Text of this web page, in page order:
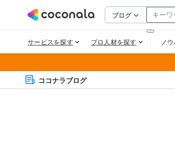
ココナラブログ